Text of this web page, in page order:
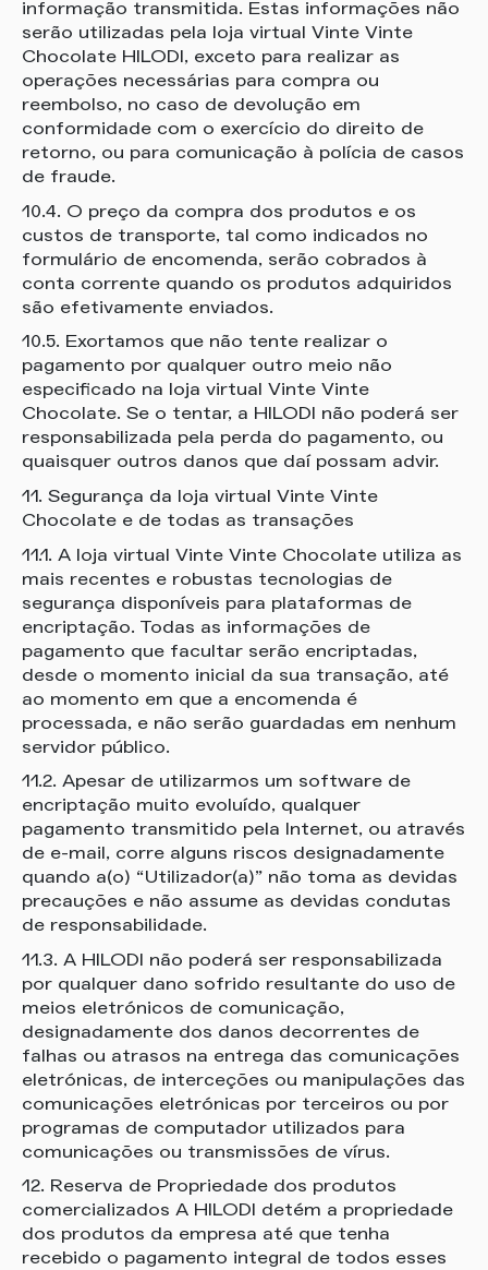
informação transmitida. Estas informações não
serão utilizadas pela loja virtual Vinte Vinte
Chocolate HILODI, exceto para realizar as
operações necessárias para compra ou
reembolso, no caso de devolução em
conformidade com o exercício do direito de
retorno, ou para comunicação à polícia de casos
de fraude.
10.4. O preço da compra dos produtos e os
custos de transporte, tal como indicados no
formulário de encomenda, serão cobrados à
conta corrente quando os produtos adquiridos
são efetivamente enviados.
10.5. Exortamos que não tente realizar o
pagamento por qualquer outro meio não
especificado na loja virtual Vinte Vinte
Chocolate. Se o tentar, a HILODI não poderá ser
responsabilizada pela perda do pagamento, ou
quaisquer outros danos que daí possam advir.
11. Segurança da loja virtual Vinte Vinte
Chocolate e de todas as transações
11.1. A loja virtual Vinte Vinte Chocolate utiliza as
mais recentes e robustas tecnologias de
segurança disponíveis para plataformas de
encriptação. Todas as informações de
pagamento que facultar serão encriptadas,
desde o momento inicial da sua transação, até
ao momento em que a encomenda é
processada, e não serão guardadas em nenhum
servidor público.
11.2. Apesar de utilizarmos um software de
encriptação muito evoluído, qualquer
pagamento transmitido pela Internet, ou através
de e-mail, corre alguns riscos designadamente
quando a(o) “Utilizador(a)” não toma as devidas
precauções e não assume as devidas condutas
de responsabilidade.
11.3. A HILODI não poderá ser responsabilizada
por qualquer dano sofrido resultante do uso de
meios eletrónicos de comunicação,
designadamente dos danos decorrentes de
falhas ou atrasos na entrega das comunicações
eletrónicas, de interceções ou manipulações das
comunicações eletrónicas por terceiros ou por
programas de computador utilizados para
comunicações ou transmissões de vírus.
12. Reserva de Propriedade dos produtos
comercializados A HILODI detém a propriedade
dos produtos da empresa até que tenha
recebido o pagamento integral de todos esses